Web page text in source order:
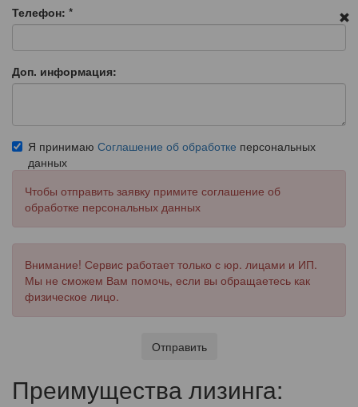
Телефон: *
Доп. информация:
Я принимаю Соглашение об обработке персональных
данных
Чтобы отправить заявку примите соглашение об
обработке персональных данных
Внимание! Сервис работает только с юр. лицами и ИП.
Мы не сможем Вам помочь, если вы обращаетесь как
физическое лицо.
Отправить
Преимущества лизинга: